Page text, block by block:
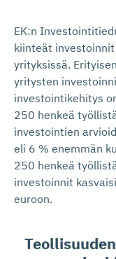
EK:n
kiinteät
yrityksissä.
yritysten
investointikehitys
250 henkeä
investointien
eli 6 % enemmän
250 henkeä
investoinnit
euroon.